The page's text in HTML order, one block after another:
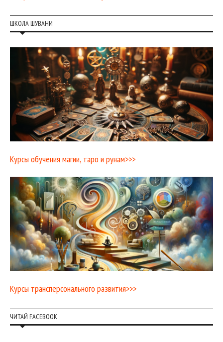
ШКОЛА ШУВАНИ
Курсы обучения магии, таро и рунам>>>
Курсы трансперсонального развития>>>
ЧИТАЙ FACEBOOK